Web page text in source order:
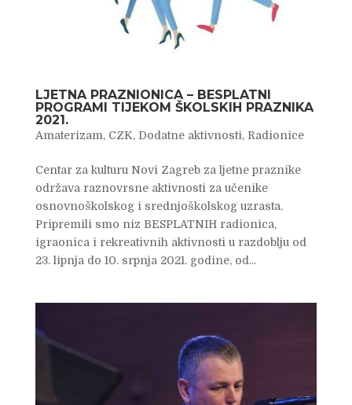
LJETNA PRAZNIONICA – BESPLATNI
PROGRAMI TIJEKOM ŠKOLSKIH PRAZNIKA
2021.
Amaterizam, CZK, Dodatne aktivnosti, Radionice
Centar za kulturu Novi Zagreb za ljetne praznike
održava raznovrsne aktivnosti za učenike
osnovnoškolskog i srednjoškolskog uzrasta.
Pripremili smo niz BESPLATNIH radionica,
igraonica i rekreativnih aktivnosti u razdoblju od
23. lipnja do 10. srpnja 2021. godine, od...